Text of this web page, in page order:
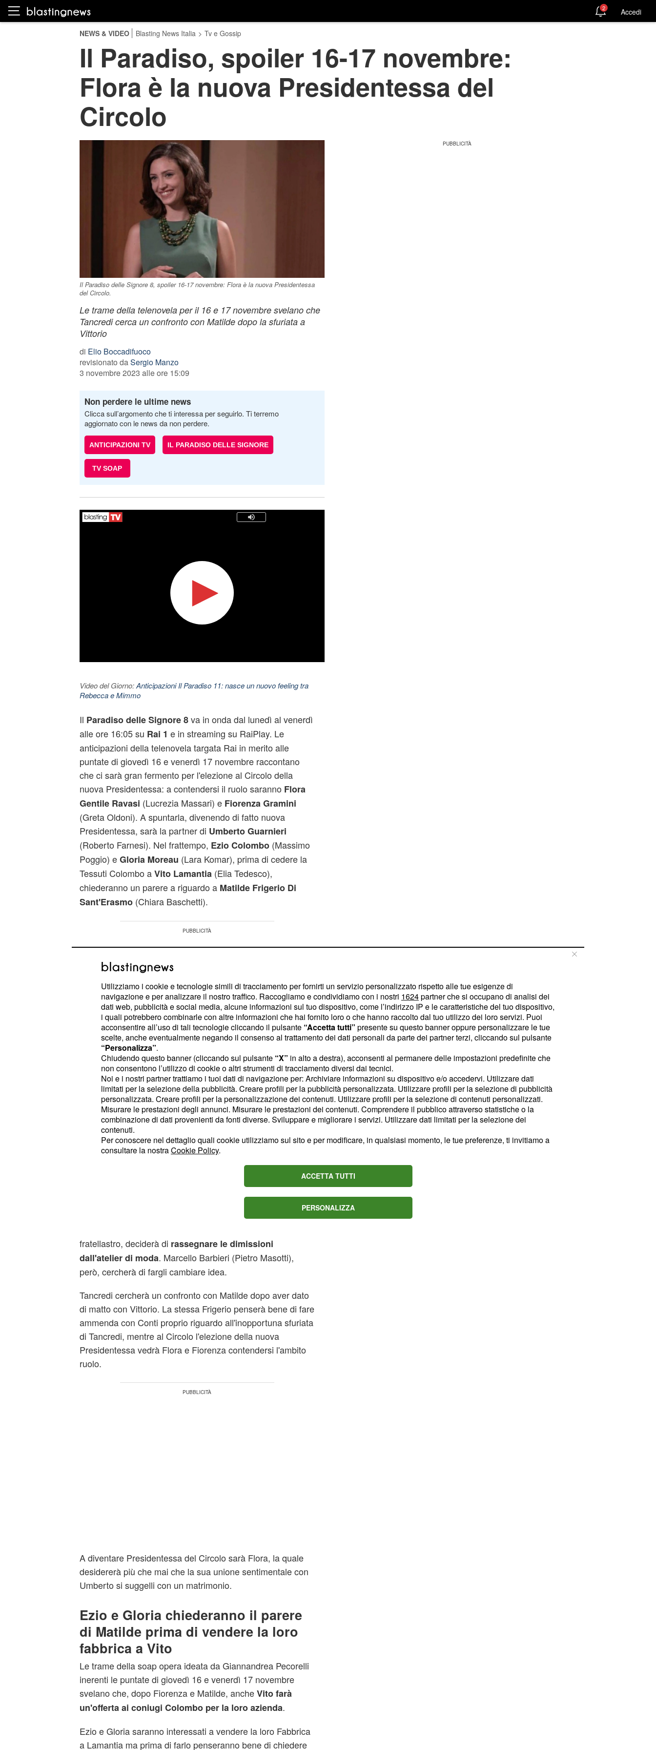
2 Accedi
NEWS & VIDEO Blasting News Italia > Tv e Gossip
Il Paradiso, spoiler 16-17 novembre:
Flora è la nuova Presidentessa del
Circolo
Il Paradiso delle Signore 8, spoiler 16-17 novembre: Flora è la nuova Presidentessa
del Circolo.
Le trame della telenovela per il 16 e 17 novembre svelano che
Tancredi cerca un confronto con Matilde dopo la sfuriata a
Vittorio
di Elio Boccadifuoco
revisionato daSergio Manzo
3 novembre 2023 alle ore 15:09
Non perdere le ultime news
Clicca sull’argomento che ti interessa per seguirlo. Ti terremo
aggiornato con le news da non perdere.
ANTICIPAZIONI TV IL PARADISO DELLE SIGNORE
TV SOAP
Video del Giorno:Anticipazioni Il Paradiso 11: nasce un nuovo feeling tra
Rebecca e Mimmo
Il Paradiso delle Signore 8va in onda dal lunedì al venerdì
alle ore 16:05 su Rai 1 e in streaming su RaiPlay. Le
anticipazioni della telenovela targata Rai in merito alle
puntate di giovedì 16 e venerdì 17 novembre raccontano
che ci sarà gran fermento per l'elezione al Circolo della
nuova Presidentessa: a contendersi il ruolo saranno Flora
Gentile Ravasi (Lucrezia Massari) e Fiorenza Gramini
(Greta Oldoni). A spuntarla, divenendo di fatto nuova
Presidentessa, sarà la partner di Umberto Guarnieri
(Roberto Farnesi). Nel frattempo, Ezio Colombo(Massimo
Poggio) eGloria Moreau (Lara Komar), prima di cedere la
Tessuti Colombo aVito Lamantia (Elia Tedesco),
chiederanno un parere a riguardo a Matilde Frigerio Di
Sant'Erasmo(Chiara Baschetti).
Fiorenza, infine, andrà daVittorio Conti(Alessandro
Tersigni) con l'apparente intenzione di svelargli che
Tancredi(Flavio Parenti) le ha chiesto difare da
prestanome per acquistare la Tessuti Colombo.
Matilde si scuserà con Vittorio per la
8 riguardanti gli
episodi del 16 e 17 novembre anticipano che Matteo Portelli
fratellastro, deciderà di rassegnare le dimissioni
dall'atelier di moda. Marcello Barbieri (Pietro Masotti),
però, cercherà di fargli cambiare idea.
Tancredi cercherà un confronto con Matilde dopo aver dato
di matto con Vittorio. La stessa Frigerio penserà bene di fare
ammenda con Conti proprio riguardo all'inopportuna sfuriata
di Tancredi, mentre al Circolo l'elezione della nuova
Presidentessa vedrà Flora e Fiorenza contendersi l'ambito
ruolo.
A diventare Presidentessa del Circolo sarà Flora, la quale
desidererà più che mai che la sua unione sentimentale con
Umberto si suggelli con un matrimonio.
Ezio e Gloria chiederanno il parere
di Matilde prima di vendere la loro
fabbrica a Vito
Le trame della soap opera ideata da Giannandrea Pecorelli
inerenti le puntate di giovedì 16 e venerdì 17 novembre
svelano che, dopo Fiorenza e Matilde, ancheVito farà
un'offerta ai coniugi Colombo per la loro azienda.
Ezio e Gloria saranno interessati a vendere la loro Fabbrica
a Lamantia ma prima di farlo penseranno bene di chiedere
Utilizziamo i cookie e tecnologie simili di tracciamento per fornirti un servizio personalizzato rispetto alle tue esigenze di
navigazione e per analizzare il nostro traffico. Raccogliamo e condividiamo con i nostri 1624partner che si occupano di analisi dei
dati web, pubblicità e social media, alcune informazioni sul tuo dispositivo, come l’indirizzo IP e le caratteristiche del tuo dispositivo,
i quali potrebbero combinarle con altre informazioni che hai fornito loro o che hanno raccolto dal tuo utilizzo dei loro servizi. Puoi
acconsentire all’uso di tali tecnologie cliccando il pulsante “Accetta tutti” presente su questo banner oppure personalizzare le tue
scelte, anche eventualmente negando il consenso al trattamento dei dati personali da parte dei partner terzi, cliccando sul pulsante
“Personalizza”.
Chiudendo questo banner (cliccando sul pulsante “X” in alto a destra), acconsenti al permanere delle impostazioni predefinite che
non consentono l’utilizzo di cookie o altri strumenti di tracciamento diversi dai tecnici.
Noi e i nostri partner trattiamo i tuoi dati di navigazione per: Archiviare informazioni su dispositivo e/o accedervi. Utilizzare dati
limitati per la selezione della pubblicità. Creare profili per la pubblicità personalizzata. Utilizzare profili per la selezione di pubblicità
personalizzata. Creare profili per la personalizzazione dei contenuti. Utilizzare profili per la selezione di contenuti personalizzati.
Misurare le prestazioni degli annunci. Misurare le prestazioni dei contenuti. Comprendere il pubblico attraverso statistiche o la
combinazione di dati provenienti da fonti diverse. Sviluppare e migliorare i servizi. Utilizzare dati limitati per la selezione dei
contenuti.
Per conoscere nel dettaglio quali cookie utilizziamo sul sito e per modificare, in qualsiasi momento, le tue preferenze, ti invitiamo a
consultare la nostraCookie Policy.
ACCETTA TUTTI
PERSONALIZZA